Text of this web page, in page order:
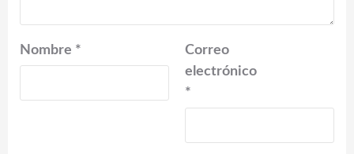
Nombre *
Correo
electrónico
*